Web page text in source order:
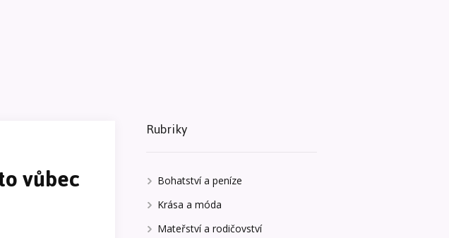
vůbec
Rubriky
Bohatství a peníze
Krása a móda
Mateřství a rodičovství